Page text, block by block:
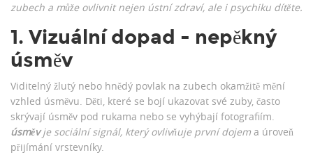
zubech a může ovlivnit nejen ústní zdraví, ale i psychiku dítěte.
1. Vizuální dopad - nepěkný
úsměv
Viditelný žlutý nebo hnědý povlak na zubech okamžitě mění
vzhled úsměvu. Děti, které se bojí ukazovat své zuby, často
skrývají úsměv pod rukama nebo se vyhýbají fotografiím.
úsměv je sociální signál, který ovlivňuje první dojem a úroveň
přijímání vrstevníky.